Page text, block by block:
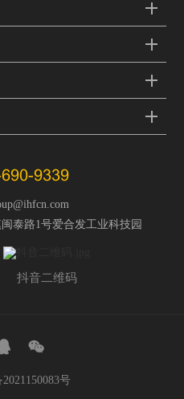
9339
泰路1号爱合发工业科技园
抖音二维码
号